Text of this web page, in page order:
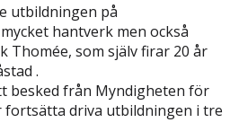
utbildningen på
hantverk men också
Thomée, som själv firar 20 år
.
besked från Myndigheten för
driva utbildningen i tre